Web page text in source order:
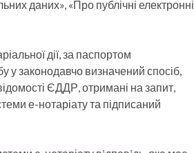
даних», «Про публічні електронні
дії, за паспортом
у законодавчо визначений спосіб,
ЄДДР, отримані на запит,
е-нотаріату та підписаний